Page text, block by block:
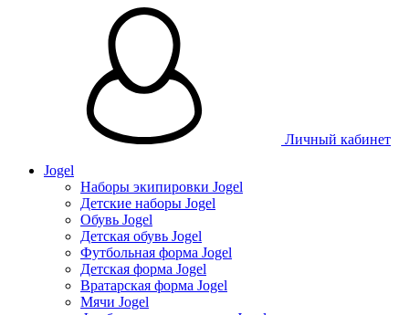
Личный кабинет
Jogel
Наборы экипировки Jogel
Детские наборы Jogel
Обувь Jogel
Детская обувь Jogel
Футбольная форма Jogel
Детская форма Jogel
Вратарская форма Jogel
Мячи Jogel